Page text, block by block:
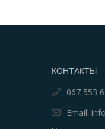
КОНТАКТЫ
067 553
Email: